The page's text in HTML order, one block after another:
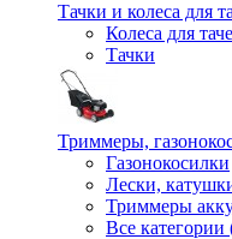
Тачки и колеса для
Колеса для
Тачки
Триммеры,
Газонокосилки
Лески,
Триммеры
Все категории